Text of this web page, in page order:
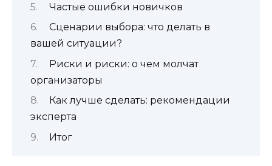
Частые ошибки новичков
Сценарии выбора: что делать в
вашей ситуации?
Риски и риски: о чем молчат
организаторы
Как лучше сделать: рекомендации
эксперта
Итог